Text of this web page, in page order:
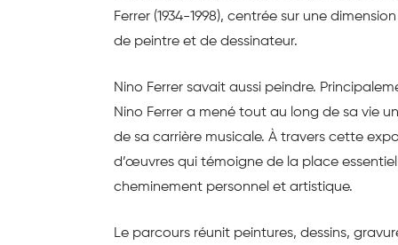
Ferrer (1934-1998), centrée sur une
de peintre et de dessinateur.
Nino Ferrer savait aussi peindre.
Nino Ferrer a mené tout au long de sa vie
de sa carrière musicale. À travers cette
d’œuvres qui témoigne de la place
cheminement personnel et artistique.
Le parcours réunit peintures, dessins,